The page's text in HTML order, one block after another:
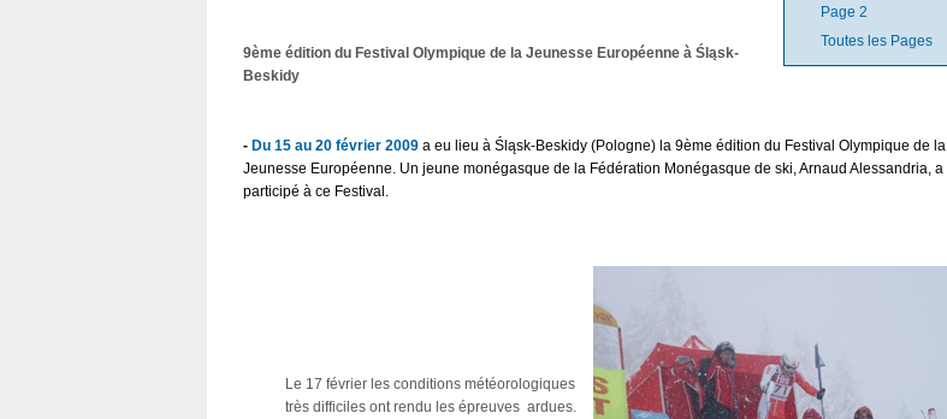
Page 2
Toutes les Pages
9ème édition du Festival Olympique de la Jeunesse Européenne à Śląsk-
Beskidy
- Du 15 au 20 février 2009 a eu lieu à Śląsk-Beskidy (Pologne) la 9ème édition du Festival Olympique de la
Jeunesse Européenne. Un jeune monégasque de la Fédération Monégasque de ski, Arnaud Alessandria, a
participé à ce Festival.
Le 17 février les conditions météorologiques
très difficiles ont rendu les épreuves ardues.